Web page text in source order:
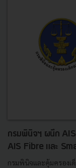
กรมพินิจฯ ผนึก AIS
AIS Fibre และ
กรมพินิจและคุ้มครองเด็